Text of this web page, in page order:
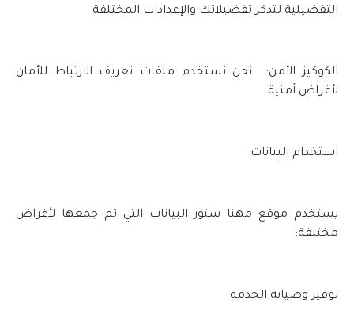
التفضيلية لتذكر تفضيلاتك والإعدادات المختلفة
الكوكيز الأمن: نحن نستخدم ملفات تعريف الارتباط للأمان
لأغراض أمنية
استخدام البيانات
يستخدم موقع مهنا ستور البيانات التي تم جمعها لأغراض
مختلفة:
توفير وصيانة الخدمة